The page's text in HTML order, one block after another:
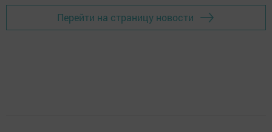
Перейти на страницу новости